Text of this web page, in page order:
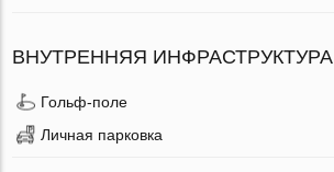
ВНУТРЕННЯЯ ИНФРАСТРУКТУРА
Гольф-поле
Личная парковка